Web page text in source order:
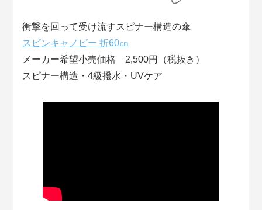
衝撃を回って受け流すスピナー構造の傘
スピンキャノピー 折60㎝
メーカー希望小売価格 2,500円（税抜き）
スピナー構造・4級撥水・UVケア